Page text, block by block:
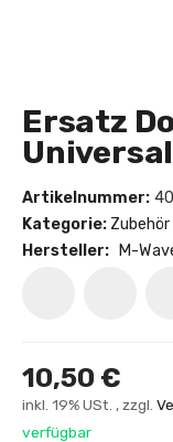
Ersatz
Artikelnummer:
Kategorie:
Hersteller:
M-
10,50 €
inkl. 19% USt. , zzgl.
verfügbar